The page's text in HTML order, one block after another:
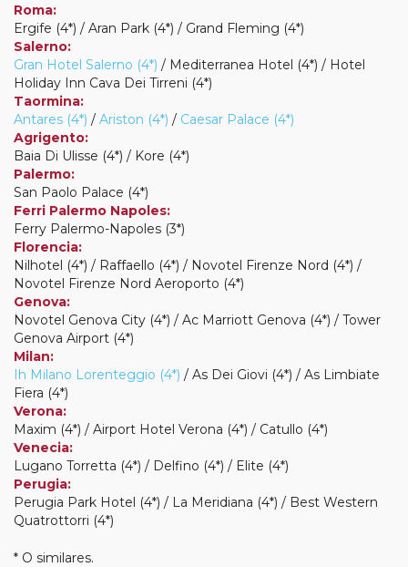
Roma:
Ergife (4*) / Aran Park (4*) / Grand Fleming (4*)
Salerno:
Gran Hotel Salerno (4*) / Mediterranea Hotel (4*) / Hotel
Holiday Inn Cava Dei Tirreni (4*)
Taormina:
Antares (4*) / Ariston (4*) / Caesar Palace (4*)
Agrigento:
Baia Di Ulisse (4*) / Kore (4*)
Palermo:
San Paolo Palace (4*)
Ferri Palermo Napoles:
Ferry Palermo-Napoles (3*)
Florencia:
Nilhotel (4*) / Raffaello (4*) / Novotel Firenze Nord (4*) /
Novotel Firenze Nord Aeroporto (4*)
Genova:
Novotel Genova City (4*) / Ac Marriott Genova (4*) / Tower
Genova Airport (4*)
Milan:
Ih Milano Lorenteggio (4*) / As Dei Giovi (4*) / As Limbiate
Fiera (4*)
Verona:
Maxim (4*) / Airport Hotel Verona (4*) / Catullo (4*)
Venecia:
Lugano Torretta (4*) / Delfino (4*) / Elite (4*)
Perugia:
Perugia Park Hotel (4*) / La Meridiana (4*) / Best Western
Quatrottorri (4*)
* O similares.